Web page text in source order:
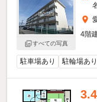
すべての写真
4階
駐車場あり 駐輪場あり
3.4